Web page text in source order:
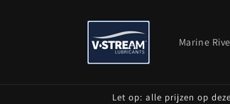
Marine
Let op: alle prijzen op